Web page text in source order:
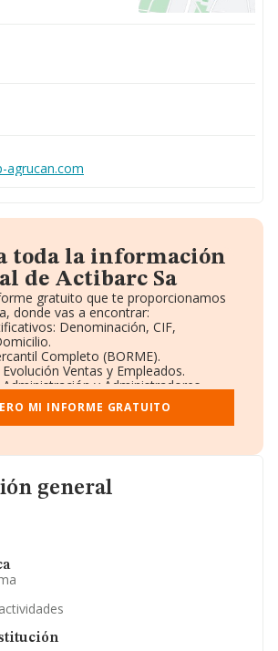
general
agrucan.com
toda la información
de Actibarc Sa
gratuito que te proporcionamos
donde vas a encontrar:
Denominación, CIF,
Completo (BORME).
Ventas y Empleados.
y Administradores.
Ejecutivos.
y Vinculaciones en otras empresas.
oficial y registral complementaria.
MI INFORME GRATUITO